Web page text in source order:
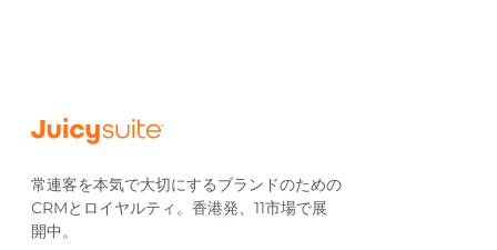
常連客を本気で大切にするブランドのための
CRMとロイヤルティ。香港発、11市場で展
開中。